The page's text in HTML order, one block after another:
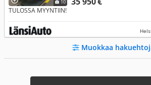
10
TULOSSA MYYNTIIN!
Muokkaa